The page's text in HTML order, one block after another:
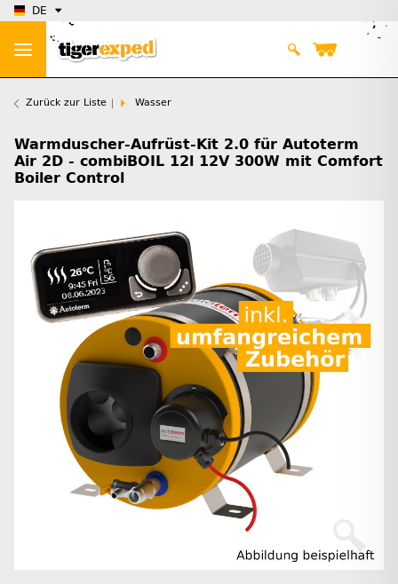
DE
Zurück zur Liste Wasser
Warmduscher-Aufrüst-Kit 2.0 für Autoterm
Air 2D - combiBOIL 12l 12V 300W mit Comfort
Boiler Control